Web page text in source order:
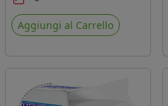
B1 e conforme alla normativa
REACH.
Preferiti
Aggiungi al Carrello